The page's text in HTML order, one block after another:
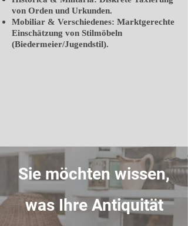
von Orden und Urkunden.
Mobiliar & Verschiedenes: Marktgerechte
Einschätzung von Stilmöbeln
(Biedermeier/Jugendstil).
Sie möchten wissen,
was Ihre Antiquität